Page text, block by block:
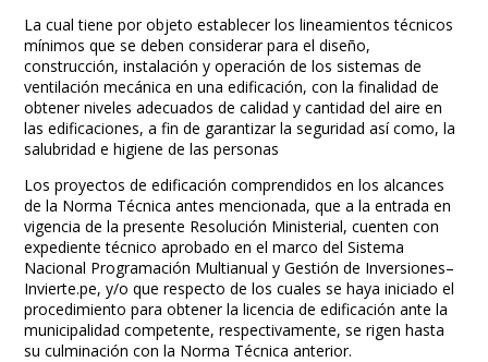
La cual tiene por objeto establecer los lineamientos técnicos
mínimos que se deben considerar para el diseño,
construcción, instalación y operación de los sistemas de
ventilación mecánica en una edificación, con la finalidad de
obtener niveles adecuados de calidad y cantidad del aire en
las edificaciones, a fin de garantizar la seguridad así como, la
salubridad e higiene de las personas
Los proyectos de edificación comprendidos en los alcances
de la Norma Técnica antes mencionada, que a la entrada en
vigencia de la presente Resolución Ministerial, cuenten con
expediente técnico aprobado en el marco del Sistema
Nacional Programación Multianual y Gestión de Inversiones–
Invierte.pe, y/o que respecto de los cuales se haya iniciado el
procedimiento para obtener la licencia de edificación ante la
municipalidad competente, respectivamente, se rigen hasta
su culminación con la Norma Técnica anterior.